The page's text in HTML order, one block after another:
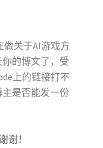
关于AI游戏方
的博文了，受
上的链接打不
是否能发一份
谢！